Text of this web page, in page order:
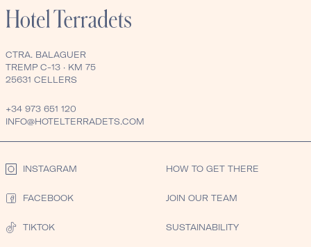
CTRA. BALAGUER
TREMP C-13 · KM 75
25631 CELLERS
+34 973 651 120
INFO@HOTELTERRADETS.COM
INSTAGRAM
FACEBOOK
TIKTOK
HOW TO GET THERE
JOIN OUR TEAM
SUSTAINABILITY